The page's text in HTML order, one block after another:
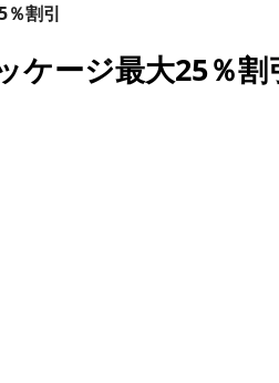
％割引
ケージ最大25％割